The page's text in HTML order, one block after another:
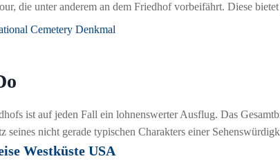
die unter anderem an dem Friedhof vorbeifährt. Diese
ist auf jeden Fall ein lohnenswerter Ausflug. Das
seines nicht gerade typischen Charakters einer
Westküste USA